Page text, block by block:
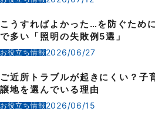
こうすればよかった…を防ぐため
で多い「照明の失敗例5選」
お役立ち情報 2026/06/27
ご近所トラブルが起きにくい？子
譲地を選んでいる理由
お役立ち情報 2026/06/15